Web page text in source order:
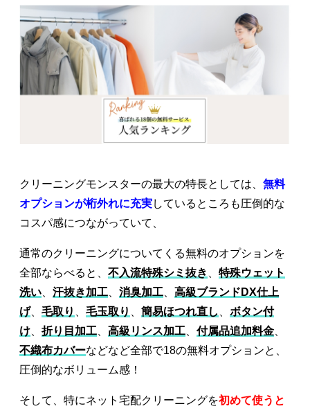
クリーニングモンスターの最大の特長としては、 無料
オプションが桁外れに充実しているところも圧倒的な
コスパ感につながっていて、
通常のクリーニングについてくる無料のオプションを
全部ならべると、 不入流特殊シミ抜き
特殊ウェット
洗い
汗抜き加工 消臭加工
高級ブランドDX仕上
げ、 毛取り 毛玉取り 簡易ほつれ直し
ボタン付
け
折り目加工 高級リンス加工 付属品追加料金
不織布カバーなどなど全部で18の無料オプションと、
圧倒的なボリューム感！
そして、特にネット宅配クリーニングを初めて使うと